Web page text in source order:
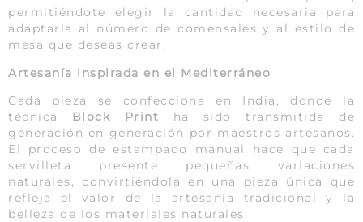
permitiéndote elegir la cantidad necesaria para
adaptarla al número de comensales y al estilo de
mesa que deseas crear.
Artesanía inspirada en el Mediterráneo
Cada pieza se confecciona en India, donde la
técnica Block Print ha sido transmitida de
generación en generación por maestros artesanos.
El proceso de estampado manual hace que cada
servilleta presente pequeñas variaciones
naturales, convirtiéndola en una pieza única que
refleja el valor de la artesanía tradicional y la
belleza de los materiales naturales.